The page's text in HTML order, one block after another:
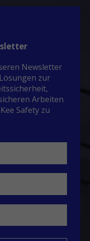
Newsletter
zur
Arbeiten
Safety zu